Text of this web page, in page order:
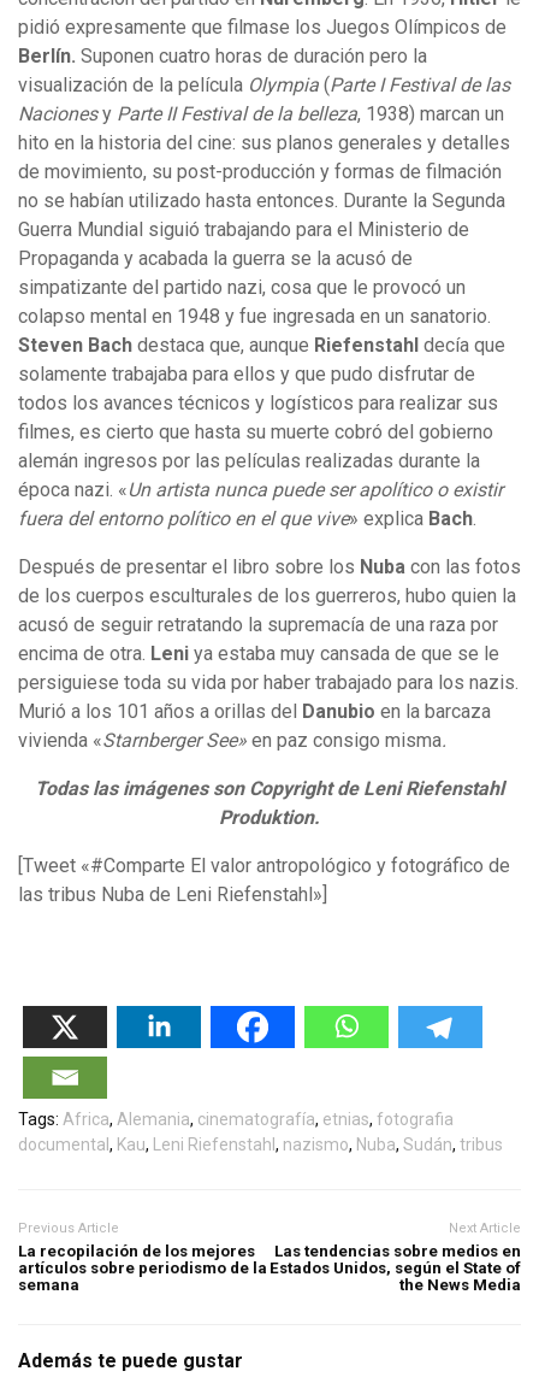
pidió expresamente que filmase los Juegos Olímpicos de
Berlín. Suponen cuatro horas de duración pero la
visualización de la película Olympia (Parte I Festival de las
Nacionesy Parte II Festival de la belleza, 1938) marcan un
hito en la historia del cine: sus planos generales y detalles
de movimiento, su post-producción y formas de filmación
no se habían utilizado hasta entonces. Durante la Segunda
Guerra Mundial siguió trabajando para el Ministerio de
Propaganda y acabada la guerra se la acusó de
simpatizante del partido nazi, cosa que le provocó un
colapso mental en 1948 y fue ingresada en un sanatorio.
Steven Bach destaca que, aunque Riefenstahl decía que
solamente trabajaba para ellos y que pudo disfrutar de
todos los avances técnicos y logísticos para realizar sus
filmes, es cierto que hasta su muerte cobró del gobierno
alemán ingresos por las películas realizadas durante la
época nazi. «Un artista nunca puede ser apolítico o existir
fuera del entorno político en el que vive» explica Bach.
Después de presentar el libro sobre los Nuba con las fotos
de los cuerpos esculturales de los guerreros, hubo quien la
acusó de seguir retratando la supremacía de una raza por
encima de otra. Leni ya estaba muy cansada de que se le
persiguiese toda su vida por haber trabajado para los nazis.
Murió a los 101 años a orillas del Danubio en la barcaza
vivienda «Starnberger See» en paz consigo misma.
Todas las imágenes son Copyright de Leni Riefenstahl
Produktion.
[Tweet «#Comparte El valor antropológico y fotográfico de
las tribus Nuba de Leni Riefenstahl»]
Tags: Africa, Alemania, cinematografía, etnias, fotografia
documental , Kau, Leni Riefenstahl , nazismo, Nuba, Sudán, tribus
Previous Article
La recopilación de los mejores
artículos sobre periodismo de la
semana
Next Article
Las tendencias sobre medios en
Estados Unidos, según el State of
the News Media
Además te puede gustar